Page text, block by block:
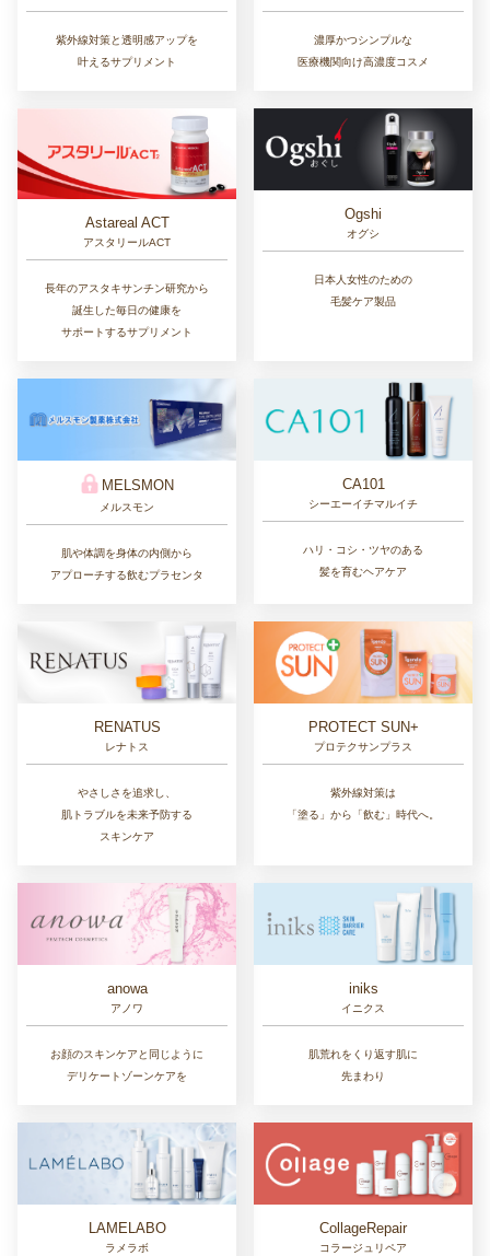
紫外線対策と透明感アップを
叶えるサプリメント
濃厚かつシンプルな
医療機関向け高濃度コスメ
Astareal ACT
アスタリールACT
長年のアスタキサンチン研究から
誕生した毎日の健康を
サポートするサプリメント
Ogshi
オグシ
日本人女性のための
毛髪ケア製品
MELSMON
メルスモン
肌や体調を身体の内側から
アプローチする飲むプラセンタ
CA101
シーエーイチマルイチ
ハリ・コシ・ツヤのある
髪を育むヘアケア
RENATUS
レナトス
やさしさを追求し、
肌トラブルを未来予防する
スキンケア
PROTECT SUN+
プロテクサンプラス
紫外線対策は
「塗る」から「飲む」時代へ。
anowa
アノワ
お顔のスキンケアと同じように
デリケートゾーンケアを
iniks
イニクス
肌荒れをくり返す肌に
先まわり
LAMELABO
ラメラボ
CollageRepair
コラージュリペア